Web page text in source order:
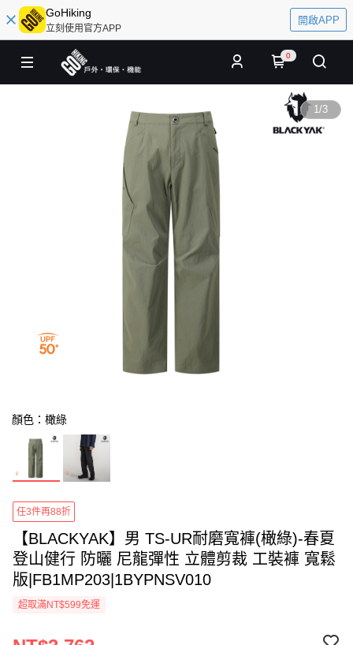
GoHiking
立刻使用官方APP
開啟APP
0
1/3
顏色：橄綠
任3件再88折
【BLACKYAK】男 TS-UR耐磨寬褲(橄綠)-春夏
登山健行 防曬 尼龍彈性 立體剪裁 工裝褲 寬鬆
版|FB1MP203|1BYPNSV010
超取滿NT$599免運